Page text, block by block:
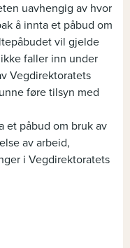
uavhengig av hvor
å innta et påbud om
vil gjelde
faller inn under
Vegdirektoratets
føre tilsyn med
et påbud om bruk av
av arbeid,
i Vegdirektoratets